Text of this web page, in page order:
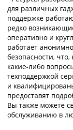
для различных
поддержке
редко
оперативно и
работает
безопасности, что,
какие-либо
техподдержкой
и
предоставят
Вы также можете
обслуживанию в